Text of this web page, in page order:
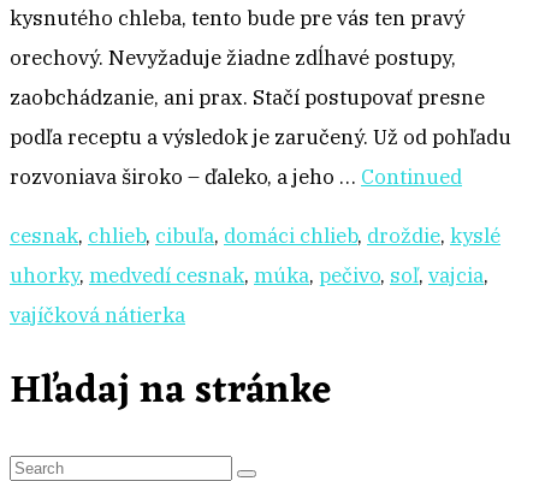
kysnutého chleba, tento bude pre vás ten pravý
orechový. Nevyžaduje žiadne zdĺhavé postupy,
zaobchádzanie, ani prax. Stačí postupovať presne
podľa receptu a výsledok je zaručený. Už od pohľadu
rozvoniava široko – ďaleko, a jeho … Continued
cesnak, chlieb, cibuľa, domáci chlieb, droždie, kyslé
uhorky, medvedí cesnak, múka, pečivo, soľ, vajcia,
vajíčková nátierka
Hľadaj na stránke
S